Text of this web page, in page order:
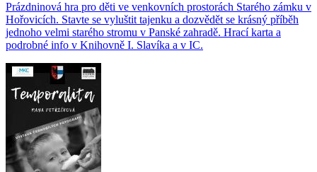
Prázdninová hra pro děti ve venkovních prostorách Starého zámku v
Hořovicích. Stavte se vyluštit tajenku a dozvědět se krásný příběh
jednoho velmi starého stromu v Panské zahradě. Hrací karta a
podrobné info v Knihovně I. Slavíka a v IC.